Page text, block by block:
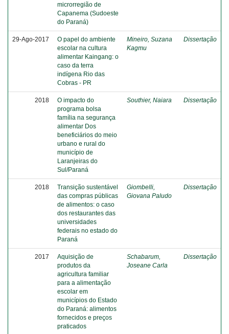
microrregião de
Capanema (Sudoeste
do Paraná)
29-Ago-2017
O papel do ambiente
escolar na cultura
alimentar Kaingang: o
caso da terra
indígena Rio das
Cobras - PR
Mineiro, Suzana
Kagmu
Dissertação
2018
O impacto do
programa bolsa
família na segurança
alimentar Dos
beneficiários do meio
urbano e rural do
município de
Laranjeiras do
Sul/Paraná
Southier, Naiara Dissertação
2018
Transição sustentável
das compras públicas
de alimentos: o caso
dos restaurantes das
universidades
federais no estado do
Paraná
Giombelli,
Giovana Paludo
Dissertação
2017
Aquisição de
produtos da
agricultura familiar
para a alimentação
escolar em
municípios do Estado
do Paraná: alimentos
fornecidos e preços
praticados
Schabarum,
Joseane Carla
Dissertação